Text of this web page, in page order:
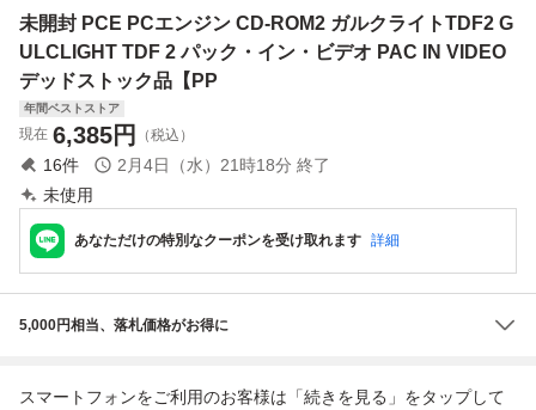
未開封 PCE PCエンジン CD-ROM2 ガルクライトTDF2 G
ULCLIGHT TDF 2 パック・イン・ビデオ PAC IN VIDEO
デッドストック品【PP
年間ベストストア
現在 6,385円 （税込）
16件 2月4日（水）21時18分 終了
未使用
あなただけの特別なクーポンを受け取れます 詳細
5,000円相当、落札価格がお得に
スマートフォンをご利用のお客様は「続きを見る」をタップして